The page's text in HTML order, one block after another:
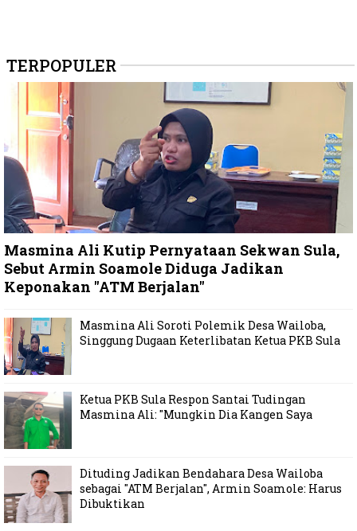
TERPOPULER
Masmina Ali Kutip Pernyataan Sekwan Sula,
Sebut Armin Soamole Diduga Jadikan
Keponakan "ATM Berjalan"
Masmina Ali Soroti Polemik Desa Wailoba,
Singgung Dugaan Keterlibatan Ketua PKB Sula
Ketua PKB Sula Respon Santai Tudingan
Masmina Ali: "Mungkin Dia Kangen Saya
Dituding Jadikan Bendahara Desa Wailoba
sebagai "ATM Berjalan", Armin Soamole: Harus
Dibuktikan